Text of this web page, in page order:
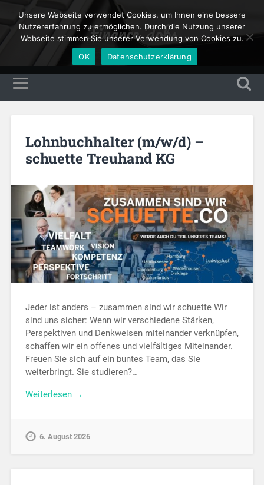
Finance Jobs
Lohnbuchhalter (m/w/d) –
schuette Treuhand KG
Jeder ist anders – zusammen sind wir schuette Wir
sind uns sicher: Wenn wir verschiedene Stärken,
Perspektiven und Denkweisen miteinander verknüpfen,
schaffen wir ein offenes und vielfältiges Miteinander.
Freuen Sie sich auf ein buntes Team, das Sie
weiterbringt. Sie studieren?…
Weiterlesen →
6. August 2026
Unsere Webseite verwendet Cookies, um Ihnen eine bessere
Nutzererfahrung zu ermöglichen. Durch die Nutzung unserer
Webseite stimmen Sie unserer Verwendung von Cookies zu.
OK
Datenschutzerklärung